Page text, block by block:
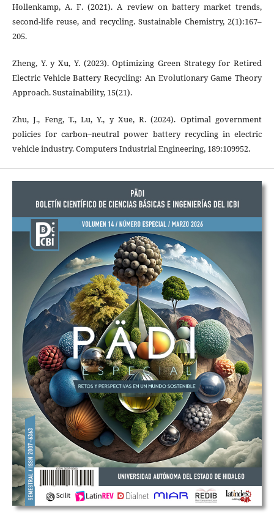
Hollenkamp, A. F. (2021). A review on battery market trends,
second-life reuse, and recycling. Sustainable Chemistry, 2(1):167–
205.
Zheng, Y. y Xu, Y. (2023). Optimizing Green Strategy for Retired
Electric Vehicle Battery Recycling: An Evolutionary Game Theory
Approach. Sustainability, 15(21).
Zhu, J., Feng, T., Lu, Y., y Xue, R. (2024). Optimal government
policies for carbon–neutral power battery recycling in electric
vehicle industry. Computers Industrial Engineering, 189:109952.